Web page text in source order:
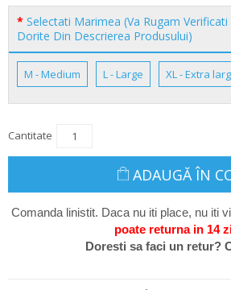
Selectati Marimea (Va Rugam
Dorite Din Descrierea Produsului)
M - Medium L - Large XL - Extra
Cantitate
ADAUGĂ ÎN
Comanda linistit. Daca nu iti place, nu iti
poate returna in 14
Doresti sa faci un retur?